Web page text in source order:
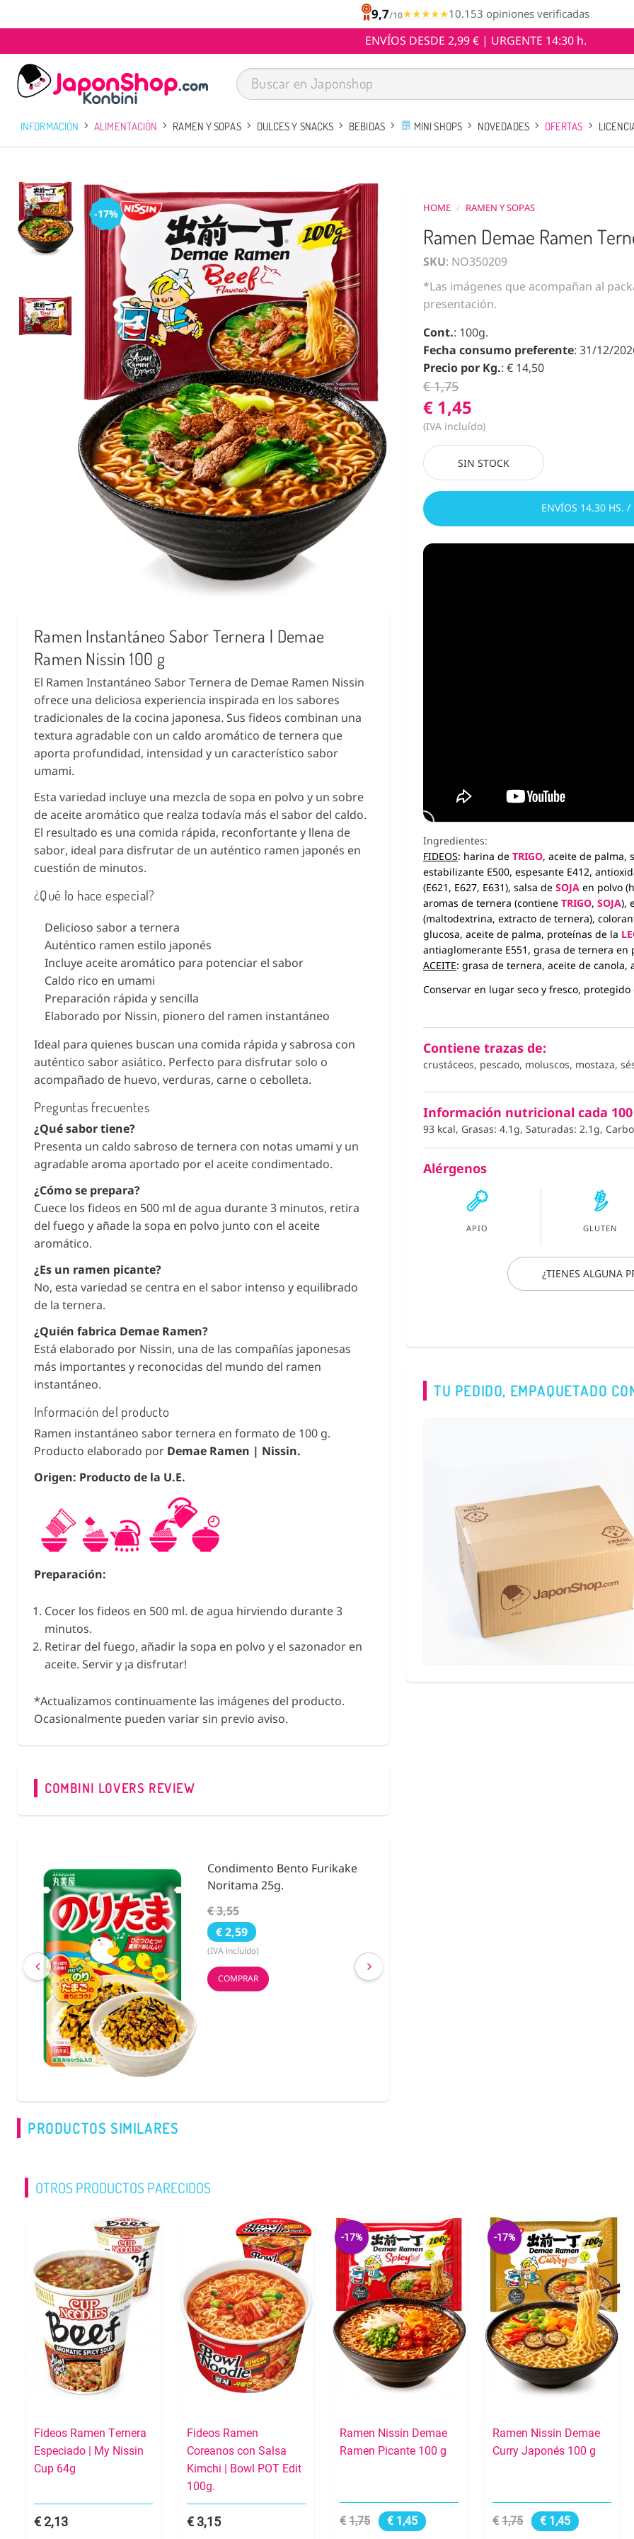
9,7/10★★★★★
★★★★★10.153 opiniones verificadas
ENVÍOS DESDE 2,99 € | URGENTE 14:30 h.
INFORMACIÓN ALIMENTACIÓN RAMEN Y SOPAS DULCES Y SNACKS BEBIDAS MINI SHOPS NOVEDADES OFERTAS
-17%
Ramen Instantáneo Sabor Ternera | Demae
Ramen Nissin 100 g
El Ramen Instantáneo Sabor Ternera de Demae Ramen Nissin
ofrece una deliciosa experiencia inspirada en los sabores
tradicionales de la cocina japonesa. Sus fideos combinan una
textura agradable con un caldo aromático de ternera que
aporta profundidad, intensidad y un característico sabor
umami.
Esta variedad incluye una mezcla de sopa en polvo y un sobre
de aceite aromático que realza todavía más el sabor del caldo.
El resultado es una comida rápida, reconfortante y llena de
sabor, ideal para disfrutar de un auténtico ramen japonés en
cuestión de minutos.
¿Qué lo hace especial?
Delicioso sabor a ternera
Auténtico ramen estilo japonés
Incluye aceite aromático para potenciar el sabor
Caldo rico en umami
Preparación rápida y sencilla
Elaborado por Nissin, pionero del ramen instantáneo
Ideal para quienes buscan una comida rápida y sabrosa con
auténtico sabor asiático. Perfecto para disfrutar solo o
acompañado de huevo, verduras, carne o cebolleta.
Preguntas frecuentes
¿Qué sabor tiene?
Presenta un caldo sabroso de ternera con notas umami y un
agradable aroma aportado por el aceite condimentado.
¿Cómo se prepara?
Cuece los fideos en 500 ml de agua durante 3 minutos, retira
del fuego y añade la sopa en polvo junto con el aceite
aromático.
¿Es un ramen picante?
No, esta variedad se centra en el sabor intenso y equilibrado
de la ternera.
¿Quién fabrica Demae Ramen?
Está elaborado por Nissin, una de las compañías japonesas
más importantes y reconocidas del mundo del ramen
instantáneo.
Información del producto
Ramen instantáneo sabor ternera en formato de 100 g.
Producto elaborado por Demae Ramen | Nissin.
Origen: Producto de la U.E.
Preparación:
Cocer los fideos en 500 ml. de agua hirviendo durante 3
minutos.
Retirar del fuego, añadir la sopa en polvo y el sazonador en
aceite. Servir y ¡a disfrutar!
*Actualizamos continuamente las imágenes del producto.
Ocasionalmente pueden variar sin previo aviso.
COMBINI LOVERS REVIEW
Condimento Bento Furikake
Noritama 25g.
€ 3,55
€ 2,59
(IVA incluído)
COMPRAR
HOME / RAMEN Y SOPAS
Ramen Demae Ramen
SKU: NO350209
*Las imágenes que acompañan al
presentación.
Cont.: 100g.
Fecha consumo preferente: 31/12/
Precio por Kg.: € 14,50
€ 1,75
€ 1,45
(IVA incluído)
SIN STOCK
ENVÍOS 14.30 HS. /
Ingredientes:
FIDEOS: harina de TRIGO, aceite de palma,
estabilizante E500, espesante E412,
(E621, E627, E631), salsa de SOJA en polvo
aromas de ternera (contiene TRIGO, SOJA),
(maltodextrina, extracto de ternera),
glucosa, aceite de palma, proteínas de la
antiaglomerante E551, grasa de ternera
ACEITE: grasa de ternera, aceite de canola,
Conservar en lugar seco y fresco, protegido
Contiene trazas de:
crustáceos, pescado, moluscos, mostaza,
Información nutricional cada
93 kcal, Grasas: 4.1g, Saturadas: 2.1g,
Alérgenos
APIO GLUTEN
¿TIENES ALGUNA
TU PEDIDO, EMPAQUETADO
PRODUCTOS SIMILARES
OTROS PRODUCTOS PARECIDOS
Fideos Ramen Ternera
Especiado | My Nissin
Cup 64g
2,13
Fideos Ramen
Coreanos con Salsa
Kimchi | Bowl POT Edit
100g.
3,15
-17%
Ramen Nissin Demae
Ramen Picante 100 g
1,75 1,45
-17%
Ramen Nissin Demae
Curry Japonés 100 g
1,75 1,45